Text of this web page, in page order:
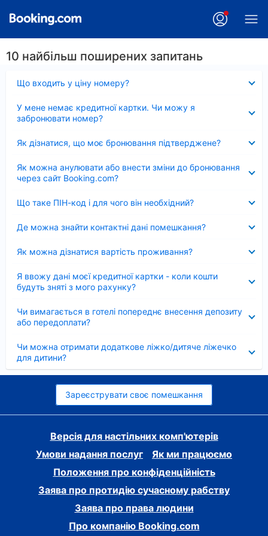
10 найбільш поширених запитань
Що входить у ціну номеру?
У мене немає кредитної картки. Чи можу я
забронювати номер?
Як дізнатися, що моє бронювання підтверджене?
Як можна анулювати або внести зміни до бронювання
через сайт Booking.com?
Що таке ПІН-код і для чого він необхідний?
Де можна знайти контактні дані помешкання?
Як можна дізнатися вартість проживання?
Я ввожу дані моєї кредитної картки - коли кошти
будуть зняті з мого рахунку?
Чи вимагається в готелі попереднє внесення депозиту
або передоплати?
Чи можна отримати додаткове ліжко/дитяче ліжечко
для дитини?
Зареєструвати своє помешкання
Версія для настільних комп'ютерів
Умови надання послуг
Як ми працюємо
Положення про конфіденційність
Заява про протидію сучасному рабству
Заява про права людини
Про компанію Booking.com